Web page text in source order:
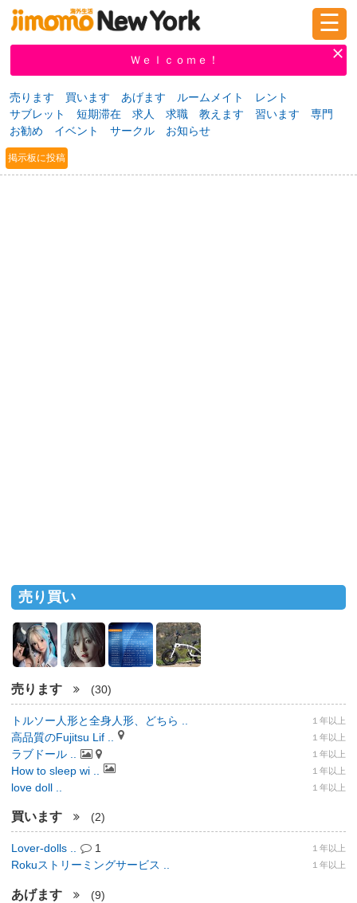
新規登録
掲示板 教えて！
☰
Ｗｅｌｃｏｍｅ！
売ります 買います あげます ルームメイト
レント
サブレット
短期滞在 求人 求職 教えます 習います
専門
お勧め
イベント サークル お知らせ
掲示板に投稿
売り買い
売ります (30)
トルソー人形と全身人形、どちら .. １年以上
高品質のFujitsu Lif .. １年以上
ラブドール .. １年以上
How to sleep wi .. １年以上
love doll .. １年以上
買います (2)
Lover-dolls .. 1 １年以上
Rokuストリーミングサービス .. １年以上
あげます (9)